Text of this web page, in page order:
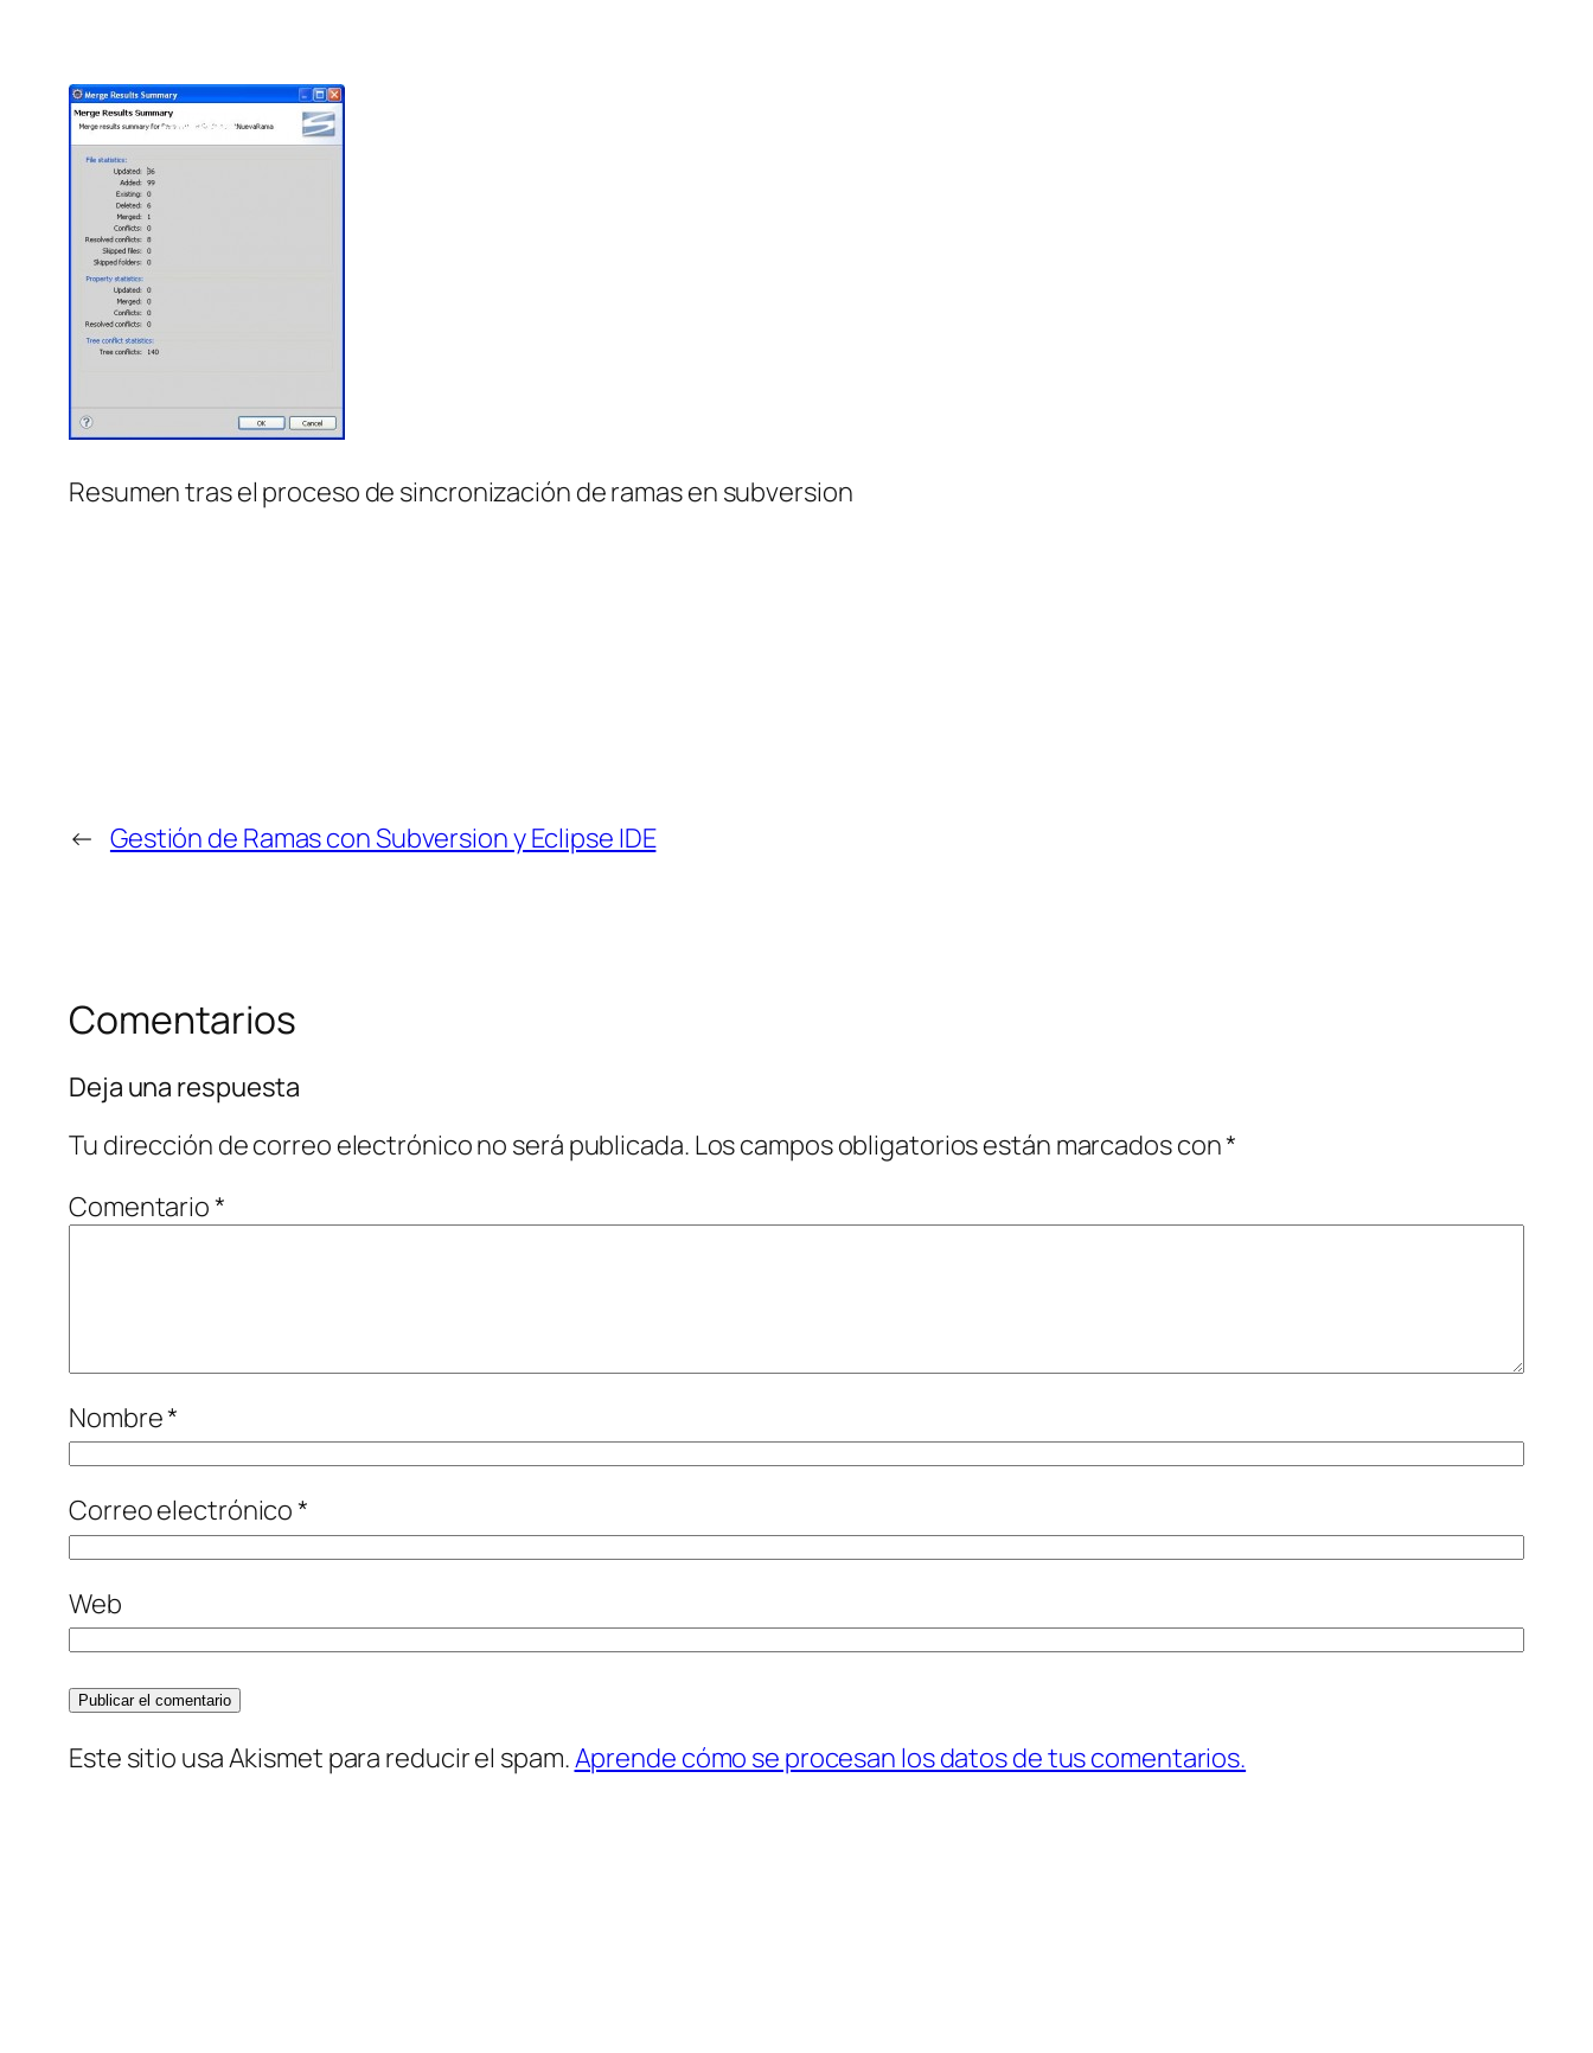
Resumen tras el proceso de sincronización de ramas en subversion
← Gestión de Ramas con Subversion y Eclipse IDE
Comentarios
Deja una respuesta
Tu dirección de correo electrónico no será publicada. Los campos obligatorios están marcados con*
Comentario*
Nombre*
Correo electrónico*
Web
Este sitio usa Akismet para reducir el spam.Aprende cómo se procesan los datos de tus comentarios.